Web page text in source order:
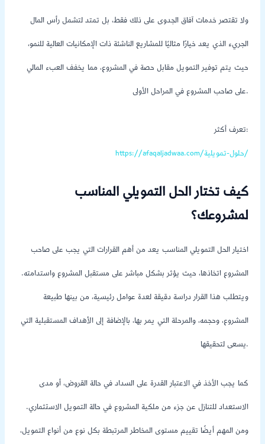
ولا تقتصر خدمات آفاق الجدوى على ذلك فقط، بل تمتد لتشمل رأس المال
الجريء الذي يعد خيارًا مثاليًا للمشاريع الناشئة ذات الإمكانيات العالية للنمو،
حيث يتم توفير التمويل مقابل حصة في المشروع، مما يخفف العبء المالي
على صاحب المشروع في المراحل الأولى.
تعرف أكثر:
https://afaqaljadwaa.com/حلول-تمويلية/
كيف تختار الحل التمويلي المناسب
لمشروعك؟
اختيار الحل التمويلي المناسب يعد من أهم القرارات التي يجب على صاحب
المشروع اتخاذها، حيث يؤثر بشكل مباشر على مستقبل المشروع واستدامته.
ويتطلب هذا القرار دراسة دقيقة لعدة عوامل رئيسية، من بينها طبيعة
المشروع، وحجمه، والمرحلة التي يمر بها، بالإضافة إلى الأهداف المستقبلية التي
يسعى لتحقيقها.
كما يجب الأخذ في الاعتبار القدرة على السداد في حالة القروض، أو مدى
الاستعداد للتنازل عن جزء من ملكية المشروع في حالة التمويل الاستثماري.
ومن المهم أيضًا تقييم مستوى المخاطر المرتبطة بكل نوع من أنواع التمويل،